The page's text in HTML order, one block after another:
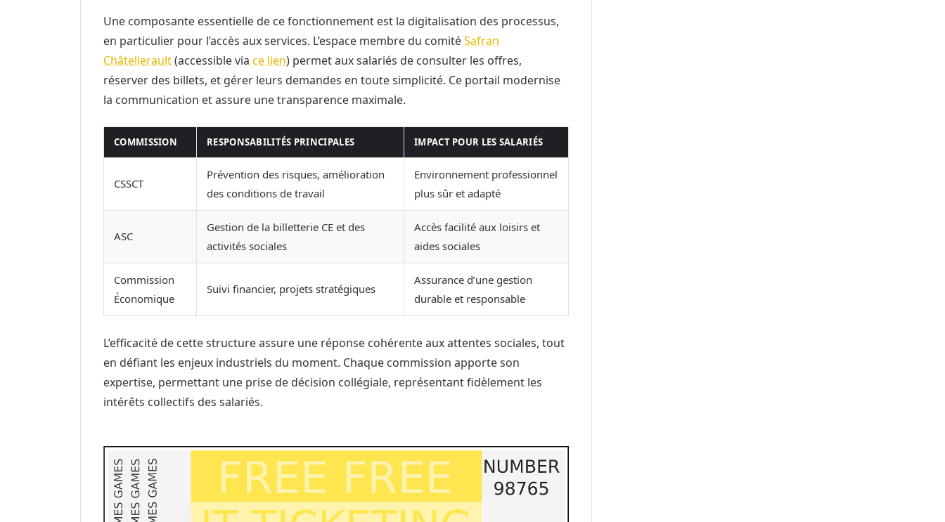
Une composante essentielle de ce fonctionnement est la digitalisation des processus,
en particulier pour l’accès aux services. L’espace membre du comitéSafran
Châtellerault(accessible via ce lien) permet aux salariés de consulter les offres,
réserver des billets, et gérer leurs demandes en toute simplicité. Ce portail modernise
la communication et assure une transparence maximale.
COMMISSION RESPONSABILITÉS PRINCIPALES IMPACT POUR LES SALARIÉS
CSSCT
Prévention des risques, amélioration
des conditions de travail
Environnement professionnel
plus sûr et adapté
ASC
Gestion de la billetterie CE et des
activités sociales
Accès facilité aux loisirs et
aides sociales
Commission
Économique
Suivi financier, projets stratégiques
Assurance d’une gestion
durable et responsable
L’efficacité de cette structure assure une réponse cohérente aux attentes sociales, tout
en défiant les enjeux industriels du moment. Chaque commission apporte son
expertise, permettant une prise de décision collégiale, représentant fidèlement les
intérêts collectifs des salariés.